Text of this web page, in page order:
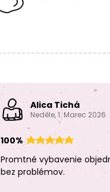
Alica Tichá
Neděle, 1. Marec 2026
100%
Promtné vybavenie
bez problémov.